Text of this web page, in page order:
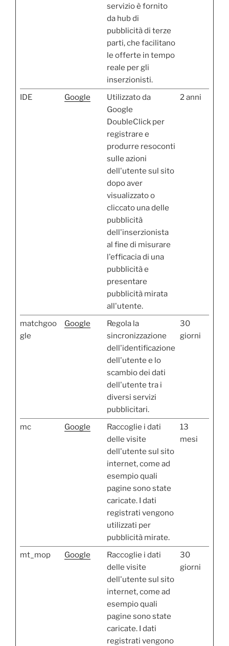
servizio è fornito
da hub di
pubblicità di terze
parti, che facilitano
le offerte in tempo
reale per gli
inserzionisti.
IDE Google
Utilizzato da
Google
DoubleClick per
registrare e
produrre resoconti
sulle azioni
dell'utente sul sito
dopo aver
visualizzato o
cliccato una delle
pubblicità
dell'inserzionista
al fine di misurare
l'efficacia di una
pubblicità e
presentare
pubblicità mirata
all'utente.
2 anni
matchgoo
gle
Google
Regola la
sincronizzazione
dell'identificazione
dell'utente e lo
scambio dei dati
dell'utente tra i
diversi servizi
pubblicitari.
30
giorni
mc Google
Raccoglie i dati
delle visite
dell'utente sul sito
internet, come ad
esempio quali
pagine sono state
caricate. I dati
registrati vengono
utilizzati per
pubblicità mirate.
13
mesi
mt_mop Google
Raccoglie i dati
delle visite
dell'utente sul sito
internet, come ad
esempio quali
pagine sono state
caricate. I dati
registrati vengono
30
giorni